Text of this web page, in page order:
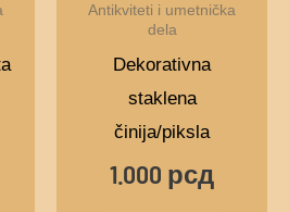
Antikviteti i umetnička
dela
Dekorativna
staklena
činija/piksla
1.000 рсд